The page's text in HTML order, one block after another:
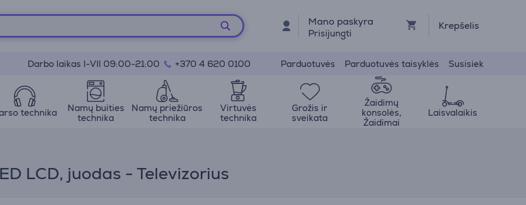
Mano paskyra
Prisijungti
Krepšelis
Darbo laikas I-VII 09:00-21:00 +370 4 620 0100 Parduotuvės Parduotuvės taisyklės Susisiek
technika
Namų buities
technika
Namų priežiūros
technika
Virtuvės
technika
Grožis ir
sveikata
Žaidimų
konsolės,
Žaidimai
Laisvalaikis
LCD, juodas - Televizorius